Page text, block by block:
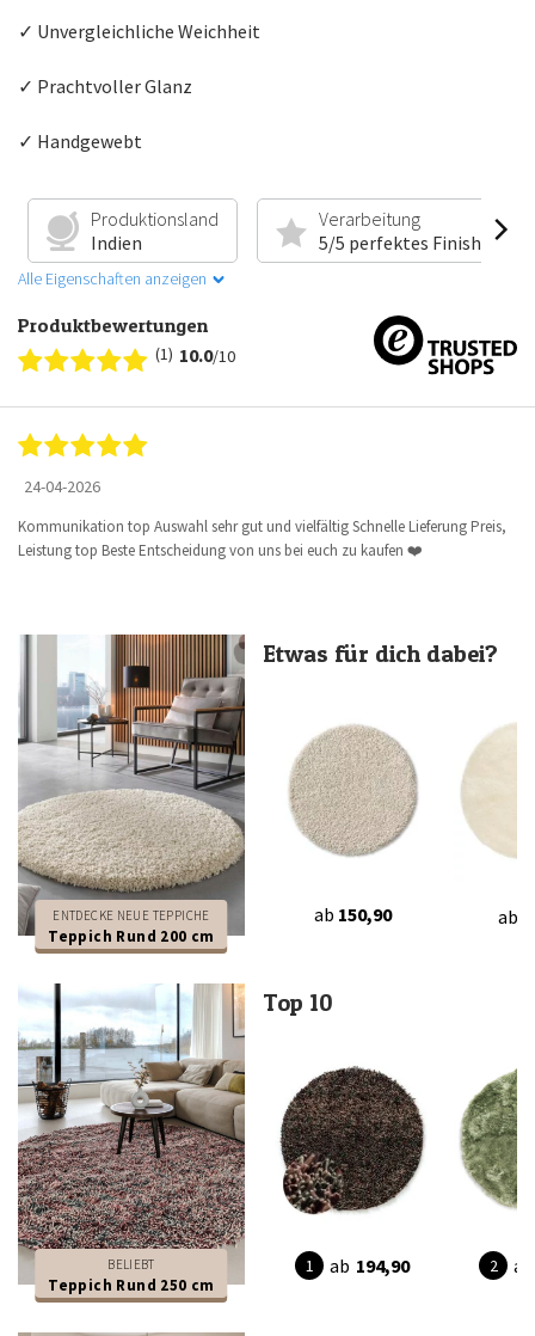
✓ Unvergleichliche Weichheit
✓ Prachtvoller Glanz
✓ Handgewebt
Produktionsland
Indien
Verarbeitung
5/5 perfektes Finish
Alle Eigenschaften anzeigen
Produktbewertungen
(1) 10.0/10
24-04-2026
Kommunikation top Auswahl sehr gut und vielfältig Schnelle Lieferung Preis,
Leistung top Beste Entscheidung von uns bei euch zu kaufen ❤️
ENTDECKE NEUE TEPPICHE
Teppich Rund 200 cm
Etwas für dich dabei?
ab 150,90 ab
BELIEBT
Teppich Rund 250 cm
Top 10
ab 194,90 ab